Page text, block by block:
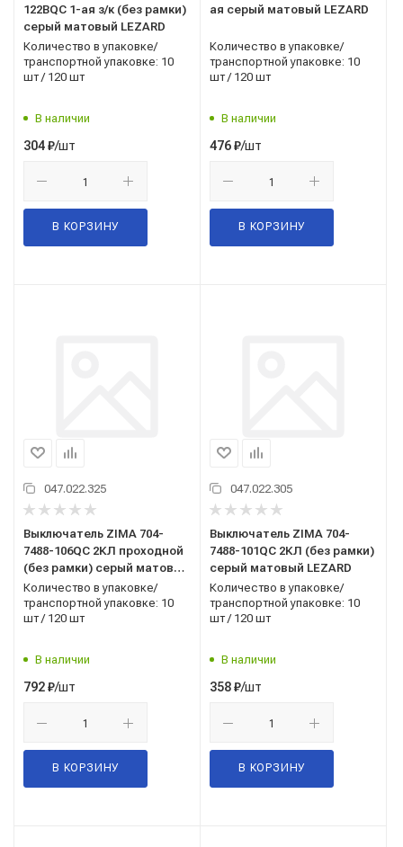
122BQC 1-ая з/к (без рамки)
серый матовый LEZARD
Количество в упаковке/
транспортной упаковке: 10
шт / 120 шт
В наличии
304₽/шт
В КОРЗИНУ
ая серый матовый LEZARD
Количество в упаковке/
транспортной упаковке: 10
шт / 120 шт
В наличии
476₽/шт
В КОРЗИНУ
047.022.325
Выключатель ZIMA 704-
7488-106QC 2КЛ проходной
(без рамки) серый матовый
LEZARD
Количество в упаковке/
транспортной упаковке: 10
шт / 120 шт
В наличии
792₽/шт
В КОРЗИНУ
047.022.305
Выключатель ZIMA 704-
7488-101QC 2КЛ (без рамки)
серый матовый LEZARD
Количество в упаковке/
транспортной упаковке: 10
шт / 120 шт
В наличии
358₽/шт
В КОРЗИНУ